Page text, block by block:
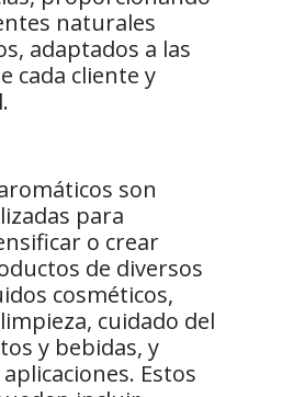
naturales
adaptados a las
cada cliente y
son
para
o crear
de diversos
cosméticos,
cuidado del
y bebidas, y
Estos